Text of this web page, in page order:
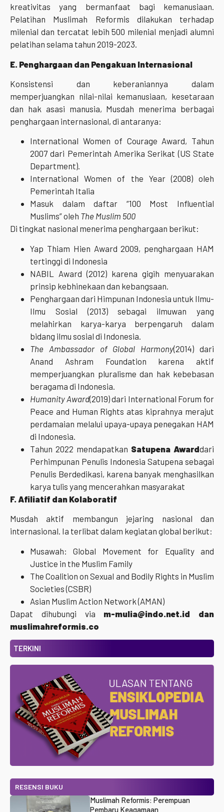
kreativitas yang bermanfaat bagi kemanusiaan.
Pelatihan Muslimah Reformis dilakukan terhadap
milenial dan tercatat lebih 500 milenial menjadi alumni
pelatihan selama tahun 2019-2023.
E. Penghargaan dan Pengakuan Internasional
Konsistensi dan keberaniannya dalam
memperjuangkan nilai-nilai kemanusiaan, kesetaraan
dan hak asasi manusia, Musdah menerima berbagai
penghargaan internasional, di antaranya:
International Women of Courage Award, Tahun
2007 dari Pemerintah Amerika Serikat (US State
Department).
International Women of the Year (2008) oleh
Pemerintah Italia
Masuk dalam daftar “100 Most Influential
Muslims” oleh The Muslim 500
Di tingkat nasional menerima penghargaan berikut:
Yap Thiam Hien Award 2009, penghargaan HAM
tertinggi di Indonesia
NABIL Award (2012) karena gigih menyuarakan
prinsip kebhinekaan dan kebangsaan.
Penghargaan dari Himpunan Indonesia untuk Ilmu-
Ilmu Sosial (2013) sebagai ilmuwan yang
melahirkan karya-karya berpengaruh dalam
bidang ilmu sosial di Indonesia.
The Ambassador of Global Harmony(2014) dari
Anand Ashram Foundation karena aktif
memperjuangkan pluralisme dan hak kebebasan
beragama di Indonesia.
Humanity Award(2019) dari International Forum for
Peace and Human Rights atas kiprahnya merajut
perdamaian melalui upaya-upaya penegakan HAM
di Indonesia.
Tahun 2022 mendapatkan Satupena Awarddari
Perhimpunan Penulis Indonesia Satupena sebagai
Penulis Berdedikasi, karena banyak menghasilkan
karya tulis yang mencerahkan masyarakat
F. Afiliatif dan Kolaboratif
Musdah aktif membangun jejaring nasional dan
internasional. Ia terlibat dalam kegiatan global berikut:
Musawah: Global Movement for Equality and
Justice in the Muslim Family
The Coalition on Sexual and Bodily Rights in Muslim
Societies (CSBR)
Asian Muslim Action Network (AMAN)
Dapat dihubungi via m-mulia@indo.net.id dan
muslimahreformis.co
TERKINI
RESENSI BUKU
Muslimah Reformis: Perempuan
Pembaru Keagamaan